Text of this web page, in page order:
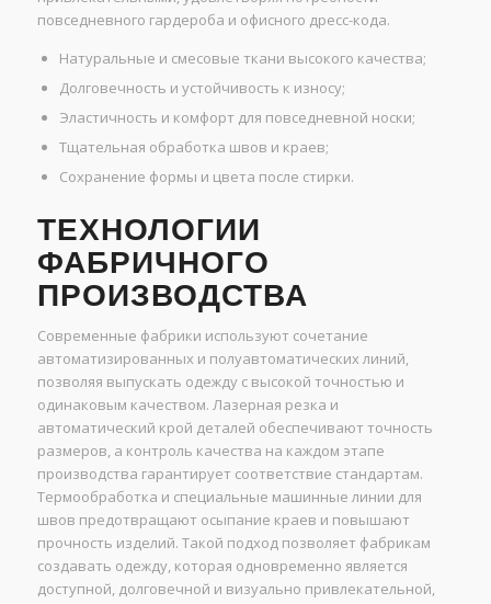
повседневного гардероба и офисного дресс-кода.
Натуральные и смесовые ткани высокого качества;
Долговечность и устойчивость к износу;
Эластичность и комфорт для повседневной носки;
Тщательная обработка швов и краев;
Сохранение формы и цвета после стирки.
ТЕХНОЛОГИИ
ФАБРИЧНОГО
ПРОИЗВОДСТВА
Современные фабрики используют сочетание
автоматизированных и полуавтоматических линий,
позволяя выпускать одежду с высокой точностью и
одинаковым качеством. Лазерная резка и
автоматический крой деталей обеспечивают точность
размеров, а контроль качества на каждом этапе
производства гарантирует соответствие стандартам.
Термообработка и специальные машинные линии для
швов предотвращают осыпание краев и повышают
прочность изделий. Такой подход позволяет фабрикам
создавать одежду, которая одновременно является
доступной, долговечной и визуально привлекательной,